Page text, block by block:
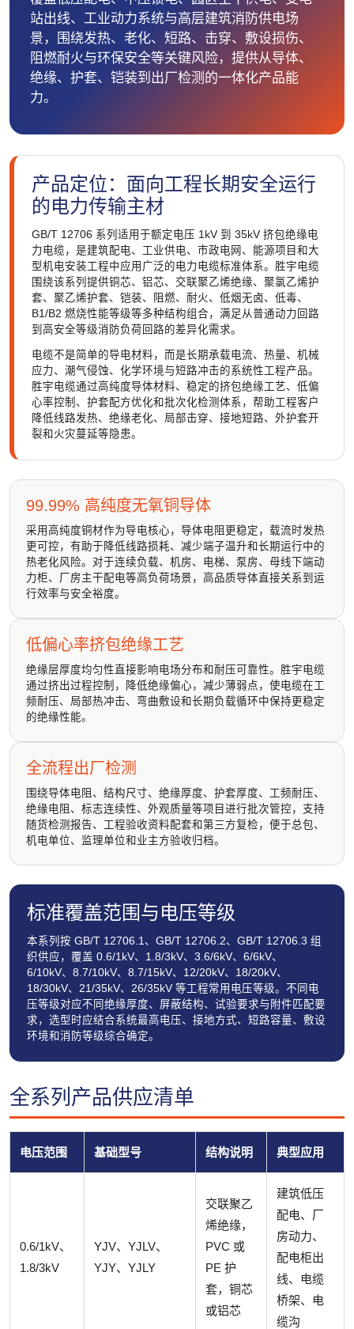
站出线、工业动力系统与高层建筑消防供电场
景，围绕发热、老化、短路、击穿、敷设损伤、
阻燃耐火与环保安全等关键风险，提供从导体、
绝缘、护套、铠装到出厂检测的一体化产品能
力。
产品定位：面向工程长期安全运行
的电力传输主材
GB/T 12706 系列适用于额定电压 1kV 到 35kV 挤包绝缘电
力电缆，是建筑配电、工业供电、市政电网、能源项目和大
型机电安装工程中应用广泛的电力电缆标准体系。胜宇电缆
围绕该系列提供铜芯、铝芯、交联聚乙烯绝缘、聚氯乙烯护
套、聚乙烯护套、铠装、阻燃、耐火、低烟无卤、低毒、
B1/B2 燃烧性能等级等多种结构组合，满足从普通动力回路
到高安全等级消防负荷回路的差异化需求。
电缆不是简单的导电材料，而是长期承载电流、热量、机械
应力、潮气侵蚀、化学环境与短路冲击的系统性工程产品。
胜宇电缆通过高纯度导体材料、稳定的挤包绝缘工艺、低偏
心率控制、护套配方优化和批次化检测体系，帮助工程客户
降低线路发热、绝缘老化、局部击穿、接地短路、外护套开
裂和火灾蔓延等隐患。
99.99% 高纯度无氧铜导体
采用高纯度铜材作为导电核心，导体电阻更稳定，载流时发热
更可控，有助于降低线路损耗、减少端子温升和长期运行中的
热老化风险。对于连续负载、机房、电梯、泵房、母线下端动
力柜、厂房主干配电等高负荷场景，高品质导体直接关系到运
行效率与安全裕度。
低偏心率挤包绝缘工艺
绝缘层厚度均匀性直接影响电场分布和耐压可靠性。胜宇电缆
通过挤出过程控制，降低绝缘偏心，减少薄弱点，使电缆在工
频耐压、局部热冲击、弯曲敷设和长期负载循环中保持更稳定
的绝缘性能。
全流程出厂检测
围绕导体电阻、结构尺寸、绝缘厚度、护套厚度、工频耐压、
绝缘电阻、标志连续性、外观质量等项目进行批次管控，支持
随货检测报告、工程验收资料配套和第三方复检，便于总包、
机电单位、监理单位和业主方验收归档。
标准覆盖范围与电压等级
本系列按 GB/T 12706.1、GB/T 12706.2、GB/T 12706.3 组
织供应，覆盖 0.6/1kV、1.8/3kV、3.6/6kV、6/6kV、
6/10kV、8.7/10kV、8.7/15kV、12/20kV、18/20kV、
18/30kV、21/35kV、26/35kV 等工程常用电压等级。不同电
压等级对应不同绝缘厚度、屏蔽结构、试验要求与附件匹配要
求，选型时应结合系统最高电压、接地方式、短路容量、敷设
环境和消防等级综合确定。
全系列产品供应清单
电压范围 基础型号 结构说明 典型应用
0.6/1kV、
1.8/3kV
YJV、YJLV、
YJY、YJLY
交联聚乙
烯绝缘，
PVC 或
PE 护
套，铜芯
或铝芯
建筑低压
配电、厂
房动力、
配电柜出
线、电缆
桥架、电
缆沟